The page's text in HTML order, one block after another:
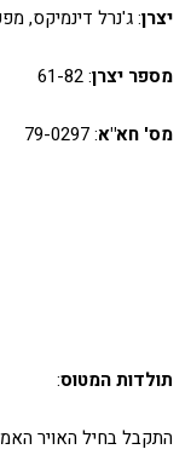
יצרן: ג'נרל דינמיקס,
מספר יצרן: 61-82
מס' חא"א: 79-0297
תולדות המטוס: